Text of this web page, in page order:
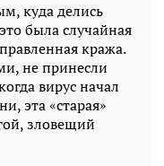
куда делись
была случайная
кража.
не принесли
вирус начал
эта «старая»
зловещий